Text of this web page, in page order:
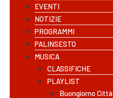
EVENTI
NOTIZIE
PROGRAMMI
PALINSESTO
MUSICA
CLASSIFICHE
PLAYLIST
Buongiorno Città